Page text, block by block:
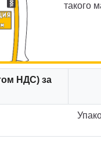
такого
НДС) за